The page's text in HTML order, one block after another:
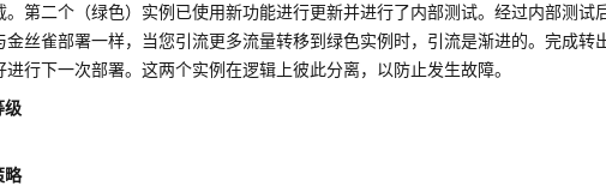
。第二个（绿色）实例已使用新功能进行更新并进行了内部测试。经过内部测
金丝雀部署一样，当您引流更多流量转移到绿色实例时，引流是渐进的。完成转
进行下一次部署。这两个实例在逻辑上彼此分离，以防止发生故障。
级
略